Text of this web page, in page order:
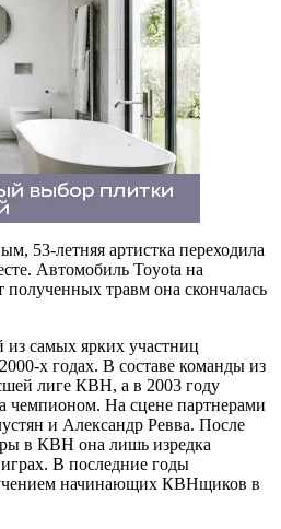
53-летняя артистка переходила
Автомобиль Toyota на
травм она скончалась
самых ярких участниц
х годах. В составе команды из
лиге КВН, а в 2003 году
чемпионом. На сцене партнерами
и Александр Ревва. После
в КВН она лишь изредка
В последние годы
начинающих КВНщиков в